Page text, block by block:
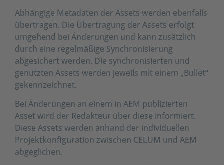
Abhängige Metadaten der Assets werden ebenfalls
übertragen. Die Übertragung der Assets erfolgt
umgehend bei Änderungen und kann zusätzlich
durch eine regelmäßige Synchronisierung
abgesichert werden. Die synchronisierten und
genutzten Assets werden jeweils mit einem „Bullet“
gekennzeichnet.
Bei Änderungen an einem in AEM publizierten
Asset wird der Redakteur über diese informiert.
Diese Assets werden anhand der individuellen
Projektkonfiguration zwischen CELUM und AEM
abgeglichen.